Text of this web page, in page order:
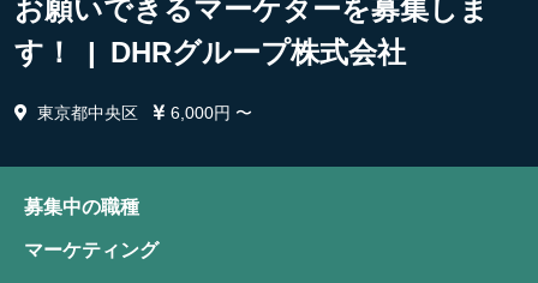
お願いできるマーケターを募集しま
す！ | DHRグループ株式会社
東京都中央区 6,000円 〜
募集中の職種
マーケティング